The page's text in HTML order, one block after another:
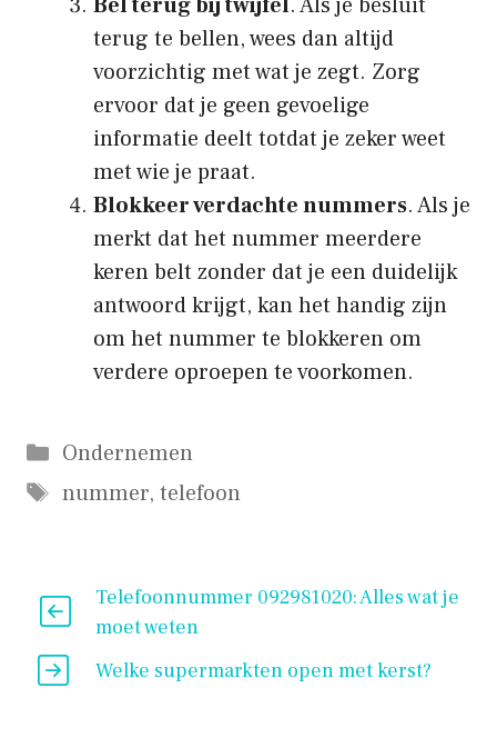
Bel terug bij twijfel. Als je besluit
terug te bellen, wees dan altijd
voorzichtig met wat je zegt. Zorg
ervoor dat je geen gevoelige
informatie deelt totdat je zeker weet
met wie je praat.
Blokkeer verdachte nummers. Als je
merkt dat het nummer meerdere
keren belt zonder dat je een duidelijk
antwoord krijgt, kan het handig zijn
om het nummer te blokkeren om
verdere oproepen te voorkomen.
Categorieën
Ondernemen
Tags
nummer, telefoon
Telefoonnummer 092981020: Alles wat je
moet weten
Welke supermarkten open met kerst?